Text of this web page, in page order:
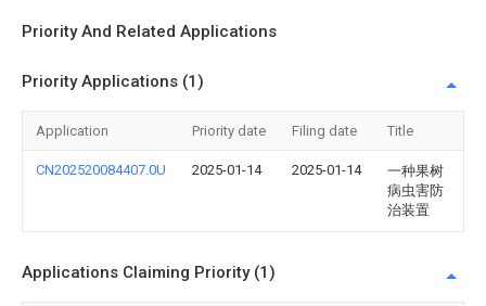
Priority And Related Applications
Priority Applications (1)
Application Priority date Filing date Title
CN202520084407.0U 2025-01-14 2025-01-14
一种果树
病虫害防
治装置
Applications Claiming Priority (1)